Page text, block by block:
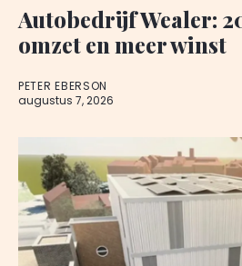
Autobedrijf Wealer:
omzet en meer winst
PETER EBERSON
augustus 7, 2026